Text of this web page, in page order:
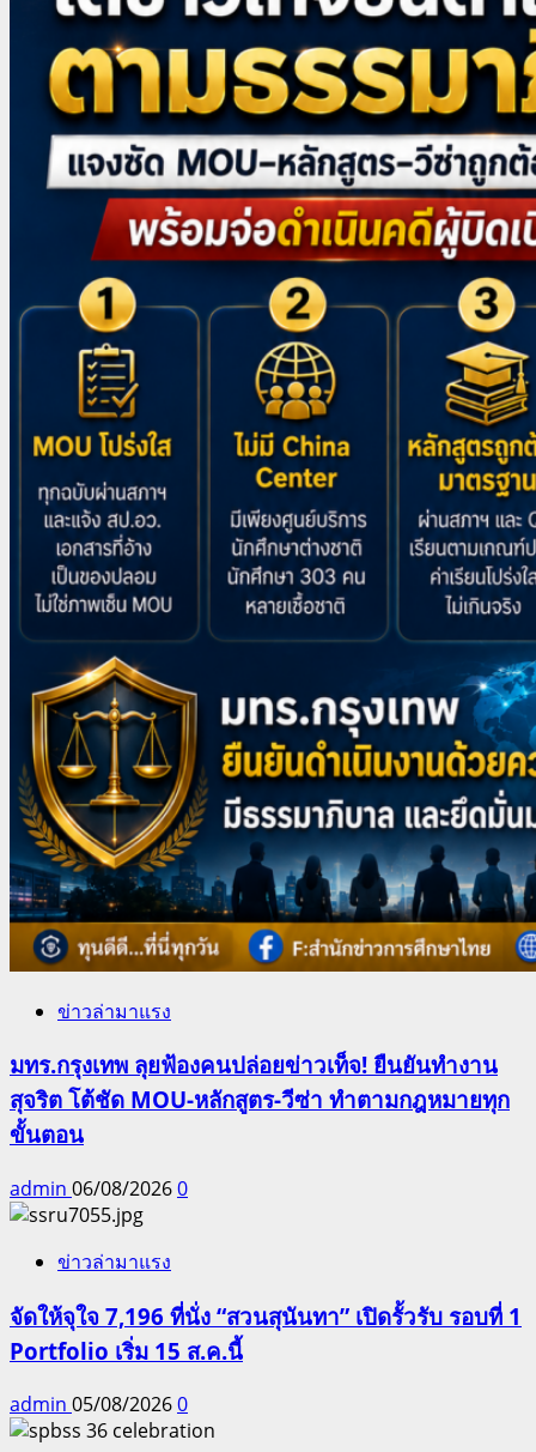
ข่าวล่ามาแรง
มทร.กรุงเทพ ลุยฟ้องคนปล่อยข่าวเท็จ! ยืนยันทำงาน
สุจริต โต้ชัด MOU-หลักสูตร-วีซ่า ทำตามกฎหมายทุก
ขั้นตอน
admin 06/08/20260
ข่าวล่ามาแรง
จัดให้จุใจ 7,196 ที่นั่ง “สวนสุนันทา” เปิดรั้วรับ รอบที่ 1
Portfolio เริ่ม 15 ส.ค.นี้
admin 05/08/20260